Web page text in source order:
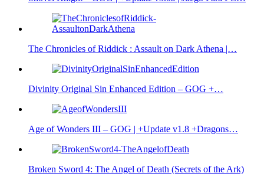
The Chronicles of Riddick : Assault on Dark Athena |…
Divinity Original Sin Enhanced Edition – GOG +…
Age of Wonders III – GOG | +Update v1.8 +Dragons…
Broken Sword 4: The Angel of Death (Secrets of the Ark)